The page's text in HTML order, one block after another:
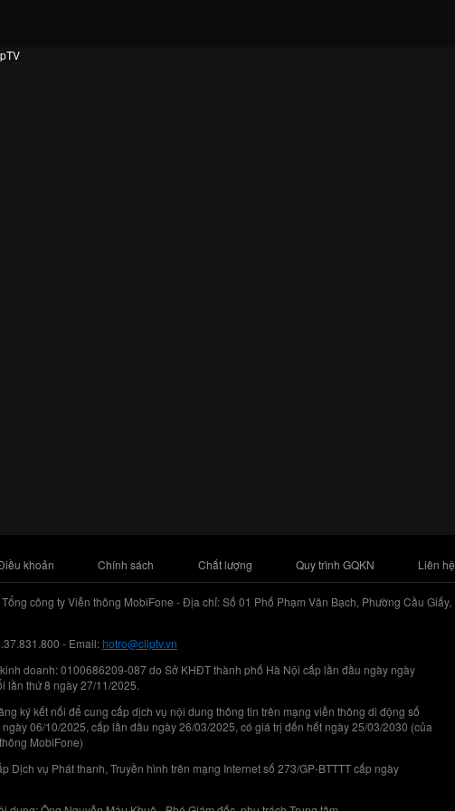
khoản Chính sách Chất lượng Quy trình GQKN Liên hệ
công ty Viễn thông MobiFone - Địa chỉ: Số 01 Phố Phạm Văn Bạch, Phường Cầu Giấy,
- Email:hotro@cliptv.vn
doanh: 0100686209-087 do Sở KHĐT thành phố Hà Nội cấp lần đầu ngày ngày
lần thứ 8 ngày 27/11/2025.
ký kết nối để cung cấp dịch vụ nội dung thông tin trên mạng viễn thông di động số
06/10/2025, cấp lần đầu ngày 26/03/2025, có giá trị đến hết ngày 25/03/2030 (của
MobiFone)
Dịch vụ Phát thanh, Truyền hình trên mạng Internet số 273/GP-BTTTT cấp ngày